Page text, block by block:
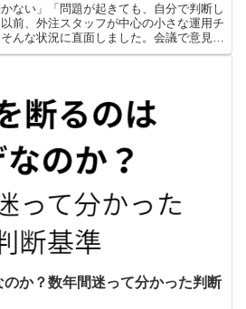
ない」「問題が起きても、自分で判断し
前、外注スタッフが中心の小さな運用チ
んな状況に直面しました。会議で意見を
黙ばかりです。こちらが答えを...
か？数年間迷って分かった判断